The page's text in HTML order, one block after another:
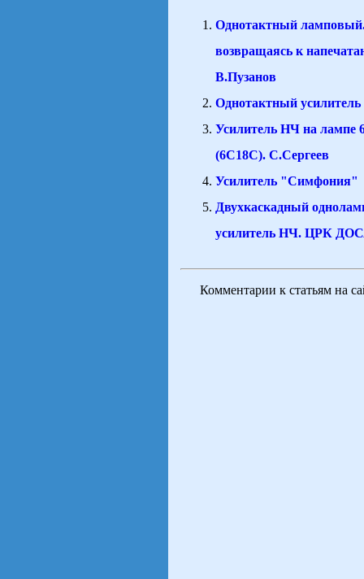
Однотактный
возвращаясь к
В.Пузанов
Однотактный
Усилитель НЧ на лампе
(6С18С). С.Сергеев
Усилитель "Симфония"
Двухкаскадный
усилитель НЧ. ЦРК
Комментарии к статьям на